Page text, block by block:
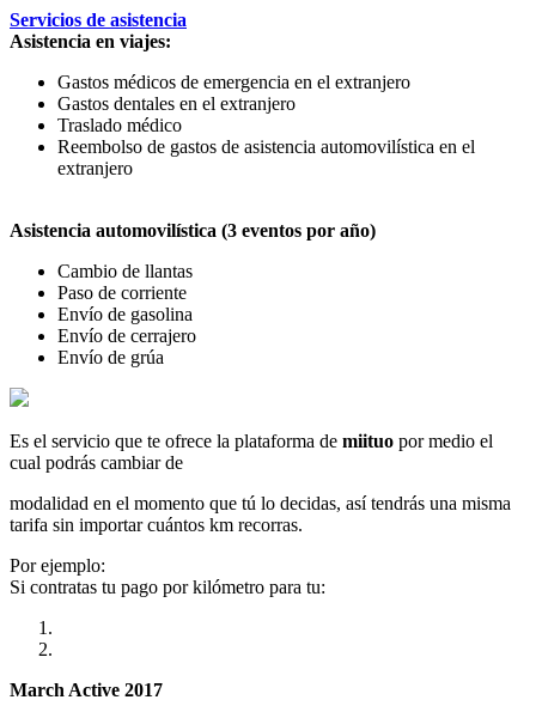
Servicios de asistencia
Asistencia en viajes:
Gastos médicos de emergencia en el extranjero
Gastos dentales en el extranjero
Traslado médico
Reembolso de gastos de asistencia automovilística en el
extranjero
Asistencia automovilística (3 eventos por año)
Cambio de llantas
Paso de corriente
Envío de gasolina
Envío de cerrajero
Envío de grúa
Es el servicio que te ofrece la plataforma de miituo por medio el
cual podrás cambiar de
modalidad en el momento que tú lo decidas, así tendrás una misma
tarifa sin importar cuántos km recorras.
Por ejemplo:
Si contratas tu pago por kilómetro para tu:
March Active 2017